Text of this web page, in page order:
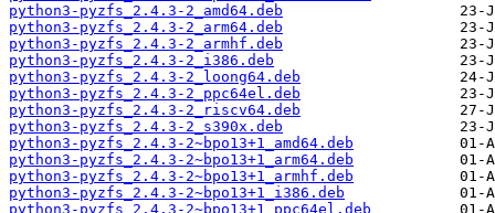
python3-pyzfs_2.4.3-2_amd64.deb
python3-pyzfs_2.4.3-2_arm64.deb
python3-pyzfs_2.4.3-2_armhf.deb
python3-pyzfs_2.4.3-2_i386.deb
python3-pyzfs_2.4.3-2_loong64.deb
python3-pyzfs_2.4.3-2_ppc64el.deb
python3-pyzfs_2.4.3-2_riscv64.deb
python3-pyzfs_2.4.3-2_s390x.deb
python3-pyzfs_2.4.3-2~bpo13+1_amd64.deb
python3-pyzfs_2.4.3-2~bpo13+1_arm64.deb
python3-pyzfs_2.4.3-2~bpo13+1_armhf.deb
python3-pyzfs_2.4.3-2~bpo13+1_i386.deb
python3-pyzfs_2.4.3-2~bpo13+1_ppc64el.deb